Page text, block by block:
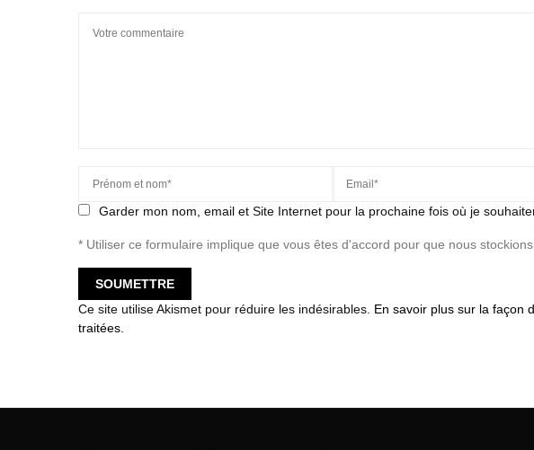
Garder mon nom, email et Site Internet pour la prochaine fois où je
* Utiliser ce formulaire implique que vous êtes d'accord pour que nous
Ce site utilise Akismet pour réduire les indésirables. En savoir plus sur la façon
traitées